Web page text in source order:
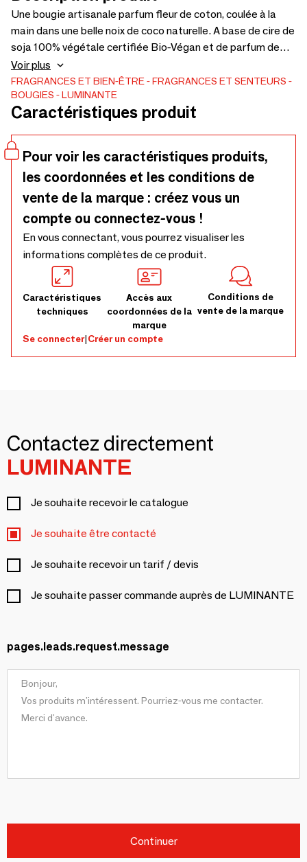
Une bougie artisanale parfum fleur de coton, coulée à la
main dans une belle noix de coco naturelle. A base de cire de
soja 100% végétale certifiée Bio-Végan et de parfum de
Grasse. Fabrication française. Votre coffret contient votre
bougie parfumée, ses graines surprises, le sachet de
terreau bio, ainsi que le mode d’emploi pour transformer
votre bougie en plante après avoir été consumée. Les
artisanales, elles sont toutes uniques.
Voir plus
FRAGRANCES ET BIEN-ÊTRE
FRAGRANCES ET SENTEURS
BOUGIES
LUMINANTE
Caractéristiques produit
Pour voir les caractéristiques produits,
les coordonnées et les conditions de
vente de la marque : créez vous un
compte ou connectez-vous !
En vous connectant, vous pourrez visualiser les
informations complètes de ce produit.
Caractéristiques
techniques
Accès aux
coordonnées de la
marque
Conditions de
vente de la marque
Se connecter|Créer un compte
Contactez directement
LUMINANTE
Je souhaite recevoir le catalogue
Je souhaite être contacté
Je souhaite recevoir un tarif / devis
Je souhaite passer commande auprès de LUMINANTE
pages.leads.request.message
Continuer